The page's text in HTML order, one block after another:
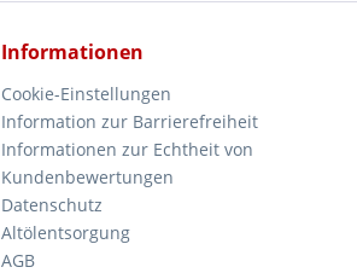
Informationen
Cookie-Einstellungen
Information zur Barrierefreiheit
Informationen zur Echtheit von
Kundenbewertungen
Datenschutz
Altölentsorgung
AGB